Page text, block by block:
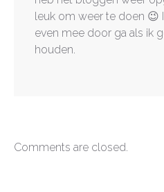
leuk om weer te doen 😉
even mee door ga als ik
houden.
Comments are closed.